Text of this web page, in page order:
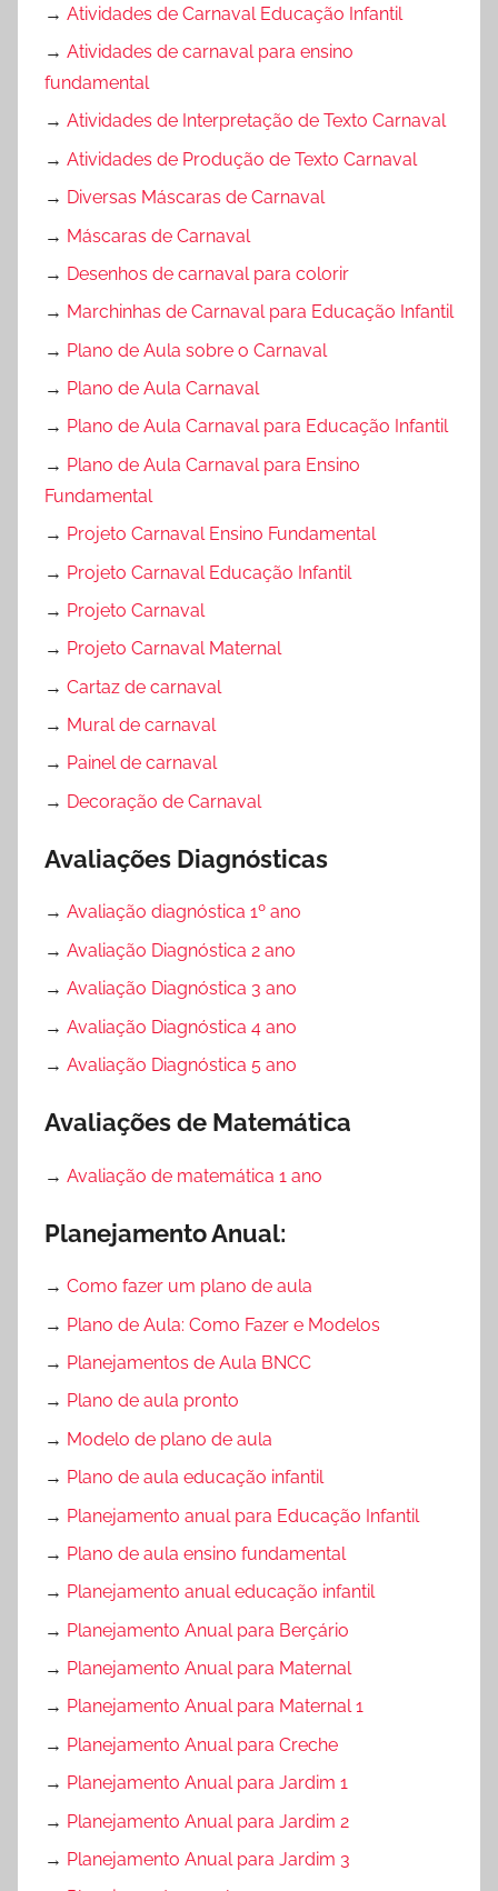
→ Atividades de Carnaval Educação Infantil
→ Atividades de carnaval para ensino
fundamental
→ Atividades de Interpretação de Texto Carnaval
→ Atividades de Produção de Texto Carnaval
→ Diversas Máscaras de Carnaval
→ Máscaras de Carnaval
→ Desenhos de carnaval para colorir
→ Marchinhas de Carnaval para Educação Infantil
→ Plano de Aula sobre o Carnaval
→ Plano de Aula Carnaval
→ Plano de Aula Carnaval para Educação Infantil
→ Plano de Aula Carnaval para Ensino
Fundamental
→ Projeto Carnaval Ensino Fundamental
→ Projeto Carnaval Educação Infantil
→ Projeto Carnaval
→ Projeto Carnaval Maternal
→ Cartaz de carnaval
→ Mural de carnaval
→ Painel de carnaval
→ Decoração de Carnaval
Avaliações Diagnósticas
→ Avaliação diagnóstica 1º ano
→ Avaliação Diagnóstica 2 ano
→ Avaliação Diagnóstica 3 ano
→ Avaliação Diagnóstica 4 ano
→ Avaliação Diagnóstica 5 ano
Avaliações de Matemática
→ Avaliação de matemática 1 ano
Planejamento Anual:
→ Como fazer um plano de aula
→ Plano de Aula: Como Fazer e Modelos
→ Planejamentos de Aula BNCC
→ Plano de aula pronto
→ Modelo de plano de aula
→ Plano de aula educação infantil
→ Planejamento anual para Educação Infantil
→ Plano de aula ensino fundamental
→ Planejamento anual educação infantil
→ Planejamento Anual para Berçário
→ Planejamento Anual para Maternal
→ Planejamento Anual para Maternal 1
→ Planejamento Anual para Creche
→ Planejamento Anual para Jardim 1
→ Planejamento Anual para Jardim 2
→ Planejamento Anual para Jardim 3